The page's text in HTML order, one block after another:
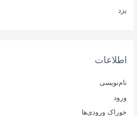
یزد
اطلاعات
نام‌نویسی
ورود
خوراک ورودی‌ها